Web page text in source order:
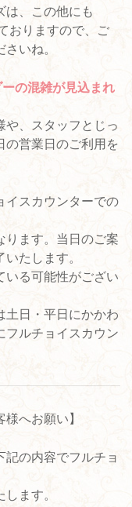
は、この他にも
おりますので、ご
いね。
の混雑が見込まれ
や、スタッフとじっ
の営業日のご利用を
イスカウンターでの
ります。当日のご案
たします。
いる可能性がござい
土日・平日にかかわ
フルチョイスカウン
へお願い】
記の内容でフルチョ
ます。